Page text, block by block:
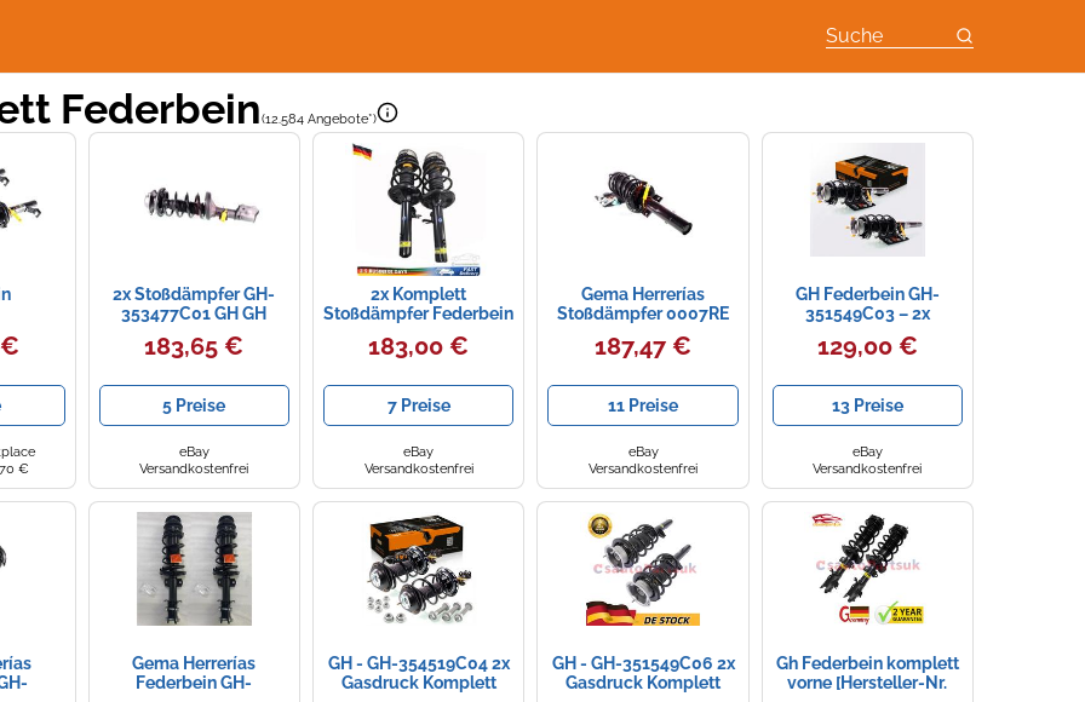
Suche
Federbein(12.584 Angebote*)
€
2x Stoßdämpfer GH-
353477C01 GH GH
183,65 €
5 Preise
eBay
Versandkostenfrei
2x Komplett
Stoßdämpfer Federbein
Satz Vorne für BMW X3
E83 2004- 2.0d 2.5 3.0
183,00 €
7 Preise
eBay
Versandkostenfrei
Gema Herrerías
Stoßdämpfer 0007RE
GH – 2x Gasdruck,
Vorne für VW Polo 4 1.2
187,47 €
11 Preise
eBay
Versandkostenfrei
GH Federbein GH-
351549C03 – 2x
Gasdruck Komplett
vorne für BMW (rechts +
129,00 €
13 Preise
eBay
Versandkostenfrei
Gema Herrerías
Federbein GH-
GH - GH-354519C04 2x
Gasdruck Komplett
GH - GH-351549C06 2x
Gasdruck Komplett
Gh Federbein komplett
vorne [Hersteller-Nr.